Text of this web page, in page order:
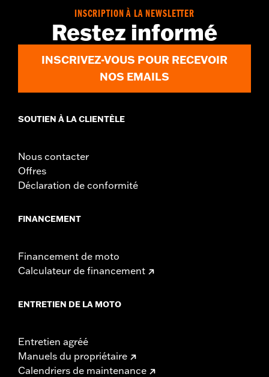
INSCRIPTION À LA NEWSLETTER
Restez informé
INSCRIVEZ-VOUS POUR RECEVOIR
NOS EMAILS
SOUTIEN À LA CLIENTÈLE
Nous contacter
Offres
Déclaration de conformité
FINANCEMENT
Financement de moto
Calculateur de financement
ENTRETIEN DE LA MOTO
Entretien agréé
Manuels du propriétaire
Calendriers de maintenance